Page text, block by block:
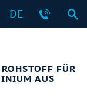
DE
FÜR
AUS